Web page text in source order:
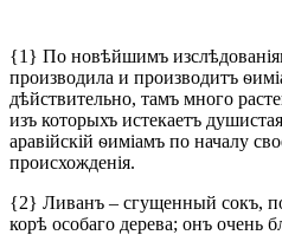
{1} По новѣйшимъ
производила и производитъ
дѣйствительно, тамъ много
изъ которыхъ истекаетъ
аравійскій ѳиміамъ по началу
происхожденія.
{2} Ливанъ – сгущенный сокъ,
корѣ особаго дерева; онъ очень